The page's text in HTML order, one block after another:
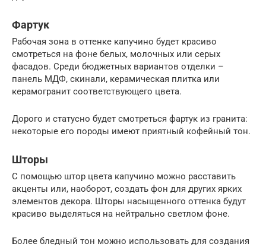
Фартук
Рабочая зона в оттенке капучино будет красиво
смотреться на фоне белых, молочных или серых
фасадов. Среди бюджетных вариантов отделки –
панель МДФ, скинали, керамическая плитка или
керамогранит соответствующего цвета.
Дорого и статусно будет смотреться фартук из гранита:
некоторые его породы имеют приятный кофейный тон.
Шторы
С помощью штор цвета капучино можно расставить
акценты или, наоборот, создать фон для других ярких
элементов декора. Шторы насыщенного оттенка будут
красиво выделяться на нейтрально светлом фоне.
Более бледный тон можно использовать для создания